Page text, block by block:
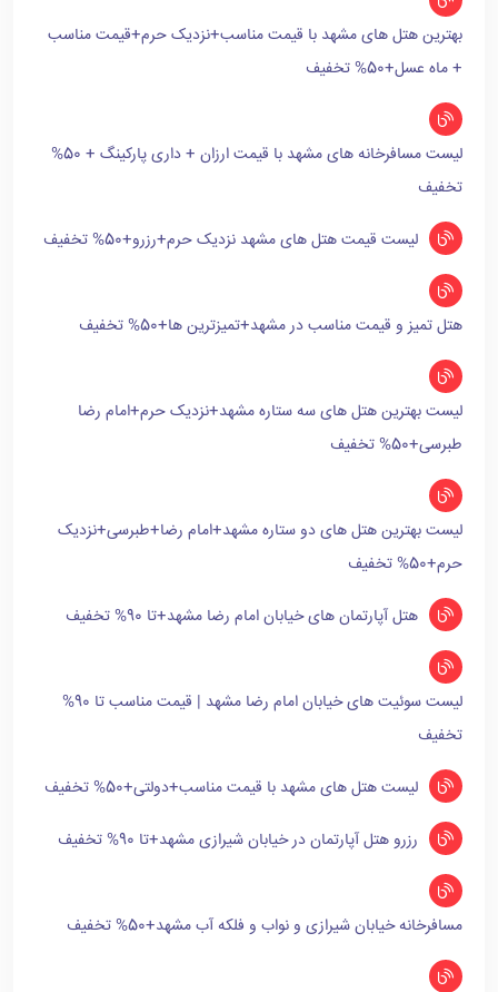
بهترین هتل های مشهد با قیمت مناسب+نزدیک حرم+قیمت مناسب
+ ماه عسل+50% تخفیف
لیست مسافرخانه های مشهد با قیمت ارزان + داری پارکینگ + 50%
تخفیف
لیست قیمت هتل های مشهد نزدیک حرم+رزرو+50% تخفیف
هتل تمیز و قیمت مناسب در مشهد+تمیزترین ها+50% تخفیف
لیست بهترین هتل های سه ستاره مشهد+نزدیک حرم+امام رضا
طبرسی+50% تخفیف
لیست بهترین هتل های دو ستاره مشهد+امام رضا+طبرسی+نزدیک
حرم+50% تخفیف
هتل آپارتمان های خیابان امام رضا مشهد+تا 90% تخفیف
لیست سوئیت های خیابان امام رضا مشهد | قیمت مناسب تا 90%
تخفیف
لیست هتل های مشهد با قیمت مناسب+دولتی+50% تخفیف
رزرو هتل آپارتمان در خیابان شیرازی مشهد+تا 90% تخفیف
مسافرخانه خیابان شیرازی و نواب و فلکه آب مشهد+50% تخفیف